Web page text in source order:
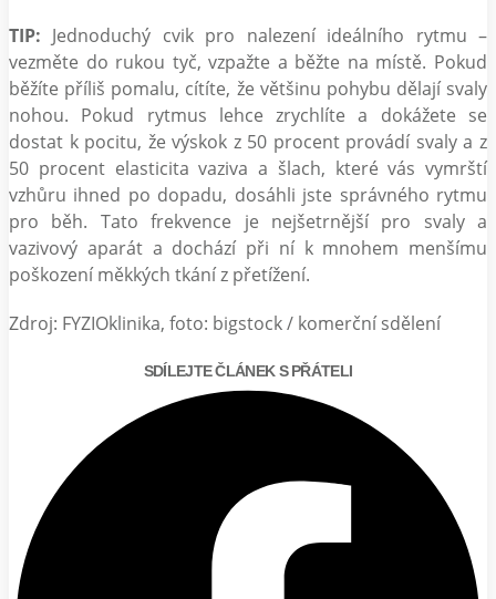
TIP: Jednoduchý cvik pro nalezení ideálního rytmu –
vezměte do rukou tyč, vzpažte a běžte na místě. Pokud
běžíte příliš pomalu, cítíte, že většinu pohybu dělají svaly
nohou. Pokud rytmus lehce zrychlíte a dokážete se
dostat k pocitu, že výskok z 50 procent provádí svaly a z
50 procent elasticita vaziva a šlach, které vás vymrští
vzhůru ihned po dopadu, dosáhli jste správného rytmu
pro běh. Tato frekvence je nejšetrnější pro svaly a
vazivový aparát a dochází při ní k mnohem menšímu
poškození měkkých tkání z přetížení.
Zdroj: FYZIOklinika, foto: bigstock / komerční sdělení
SDÍLEJTE ČLÁNEK S PŘÁTELI